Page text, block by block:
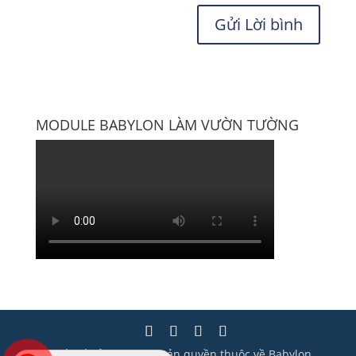
MODULE BABYLON LÀM VƯỜN TƯỜNG